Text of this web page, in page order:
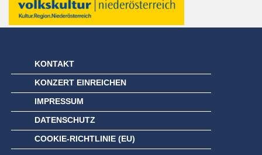
KONTAKT
KONZERT EINREICHEN
IMPRESSUM
DATENSCHUTZ
COOKIE-RICHTLINIE (EU)